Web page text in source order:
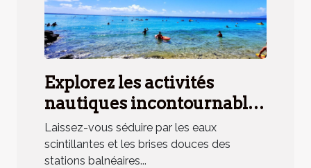
Explorez les activités
nautiques incontournables
en station balnéaire
méridionale
Laissez-vous séduire par les eaux
scintillantes et les brises douces des
stations balnéaires...